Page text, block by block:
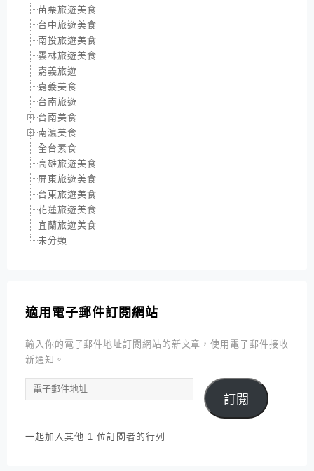
苗栗旅遊美食
台中旅遊美食
南投旅遊美食
雲林旅遊美食
嘉義旅遊
嘉義美食
台南旅遊
台南美食
南瀛美食
全台素食
高雄旅遊美食
屏東旅遊美食
台東旅遊美食
花蓮旅遊美食
宜蘭旅遊美食
未分類
適用電子郵件訂閱網站
輸入你的電子郵件地址訂閱網站的新文章，使用電子郵件接收
新通知。
電
子
件
訂閱
一起加入其他 1 位訂閱者的行列